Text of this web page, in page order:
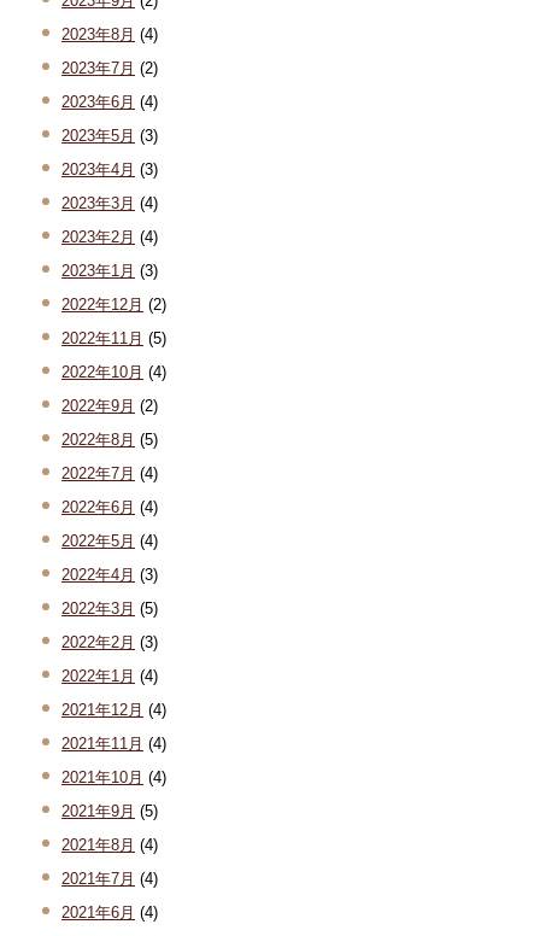
2023年8月 (4)
2023年7月 (2)
2023年6月 (4)
2023年5月 (3)
2023年4月 (3)
2023年3月 (4)
2023年2月 (4)
2023年1月 (3)
2022年12月 (2)
2022年11月 (5)
2022年10月 (4)
2022年9月 (2)
2022年8月 (5)
2022年7月 (4)
2022年6月 (4)
2022年5月 (4)
2022年4月 (3)
2022年3月 (5)
2022年2月 (3)
2022年1月 (4)
2021年12月 (4)
2021年11月 (4)
2021年10月 (4)
2021年9月 (5)
2021年8月 (4)
2021年7月 (4)
2021年6月 (4)